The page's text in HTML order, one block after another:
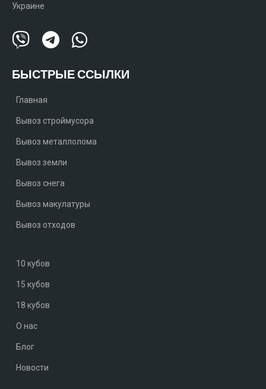
Украине
БЫСТРЫЕ ССЫЛКИ
Главная
Вывоз строймусора
Вывоз металлолома
Вывоз земли
Вывоз снега
Вывоз макулатуры
Вывоз отходов
10 кубов
15 кубов
18 кубов
О нас
Блог
Новости